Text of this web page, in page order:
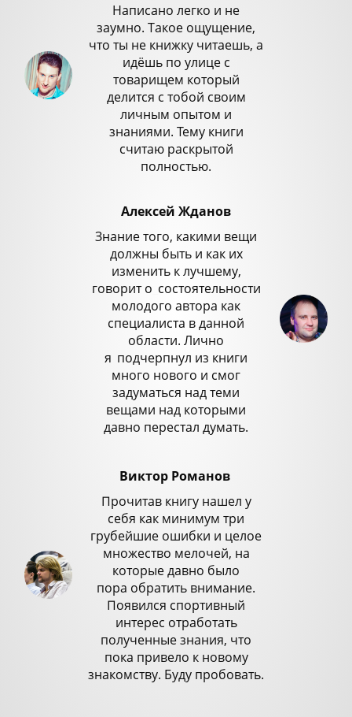
Написано легко и не
заумно. Такое ощущение,
что ты не книжку читаешь, а
идёшь по улице с
товарищем который
делится с тобой своим
личным опытом и
знаниями. Тему книги
считаю раскрытой
полностью.
Алексей Жданов
Знание того, какими вещи
должны быть и как их
изменить к лучшему,
говорит о состоятельности
молодого автора как
специалиста в данной
области. Лично
я подчерпнул из книги
много нового и смог
задуматься над теми
вещами над которыми
давно перестал думать.
Виктор Романов
Прочитав книгу нашел у
себя как минимум три
грубейшие ошибки и целое
множество мелочей, на
которые давно было
пора обратить внимание.
Появился спортивный
интерес отработать
полученные знания, что
пока привело к новому
знакомству. Буду пробовать.